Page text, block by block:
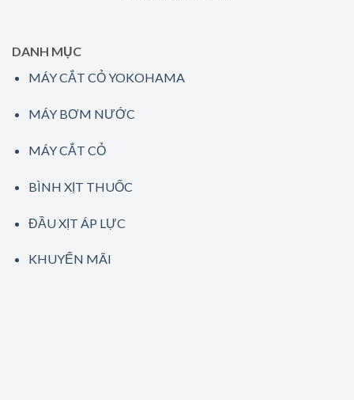
DANH MỤC
MÁY CẮT CỎ YOKOHAMA
MÁY BƠM NƯỚC
MÁY CẮT CỎ
BÌNH XỊT THUỐC
ĐẦU XỊT ÁP LỰC
KHUYẾN MÃI